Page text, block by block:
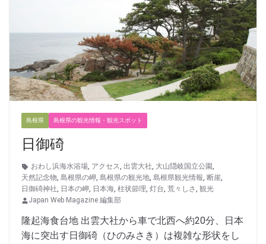
島根県 島根県の観光情報・観光スポット
日御碕
おわし浜海水浴場, アクセス, 出雲大社, 大山隠岐国立公園,
天然記念物, 島根県の岬, 島根県の観光地, 島根県観光情報, 断崖,
日御碕神社, 日本の岬, 日本海, 柱状節理, 灯台, 荒々しさ, 観光
Japan Web Magazine 編集部
隆起海食台地 出雲大社から車で北西へ約20分、日本
海に突出す日御碕（ひのみさき）は複雑な形状をし